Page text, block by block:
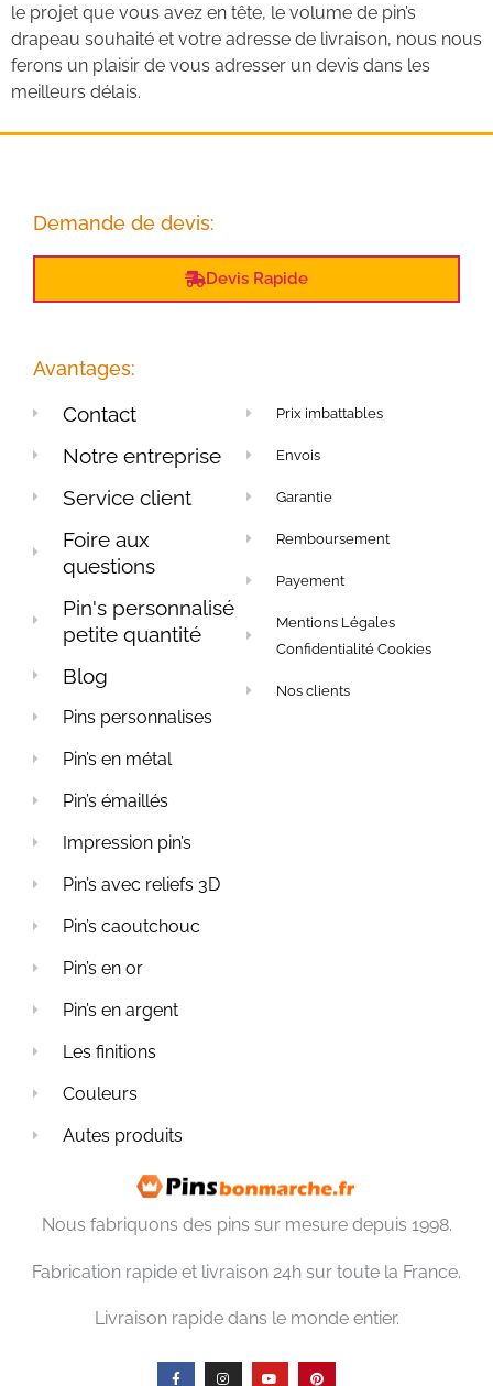
le projet que vous avez en tête, le volume de pin’s
drapeau souhaité et votre adresse de livraison, nous nous
ferons un plaisir de vous adresser un devis dans les
meilleurs délais.
Demande de devis:
Devis Rapide
Avantages:
Contact
Notre entreprise
Service client
Foire aux
questions
Pin's personnalisé
petite quantité
Blog
Prix imbattables
Envois
Garantie
Remboursement
Payement
Mentions Légales
Confidentialité Cookies
Nos clients
Pins personnalises
Pin’s en métal
Pin’s émaillés
Impression pin’s
Pin’s avec reliefs 3D
Pin’s caoutchouc
Pin’s en or
Pin’s en argent
Les finitions
Couleurs
Autes produits
Nous fabriquons des pins sur mesure depuis 1998.
Fabrication rapide et livraison 24h sur toute la France.
Livraison rapide dans le monde entier.